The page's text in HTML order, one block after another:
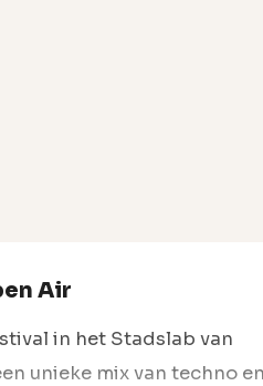
Air
in het Stadslab van
unieke mix van techno